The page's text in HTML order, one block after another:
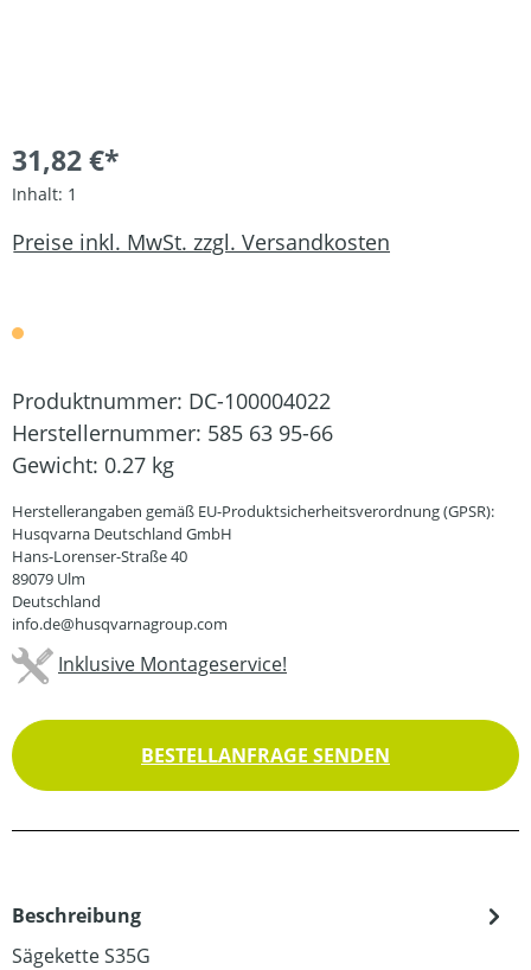
31,82 €*
Inhalt: 1
Preise inkl. MwSt. zzgl. Versandkosten
Produktnummer: DC-100004022
Herstellernummer: 585 63 95-66
Gewicht: 0.27 kg
Herstellerangaben gemäß EU-Produktsicherheitsverordnung (GPSR):
Husqvarna Deutschland GmbH
Hans-Lorenser-Straße 40
89079 Ulm
Deutschland
info.de@husqvarnagroup.com
Inklusive Montageservice!
BESTELLANFRAGE SENDEN
Beschreibung
Sägekette S35G